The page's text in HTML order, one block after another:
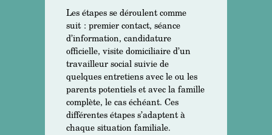
Les étapes se déroulent comme
suit : premier contact, séance
d’information, candidature
officielle, visite domiciliaire d’un
travailleur social suivie de
quelques entretiens avec le ou les
parents potentiels et avec la famille
complète, le cas échéant. Ces
différentes étapes s’adaptent à
chaque situation familiale.